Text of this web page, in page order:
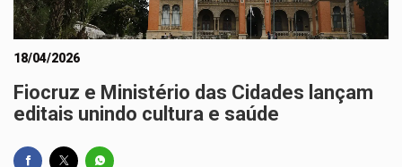
18/04/2026
Fiocruz e Ministério das Cidades lançam
editais unindo cultura e saúde